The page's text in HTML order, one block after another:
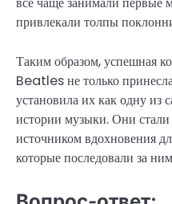
привлекали толпы
Таким образом, успешная
Beatles не только
установила их как одну из
истории музыки. Они
источником вдохновения
которые последовали за